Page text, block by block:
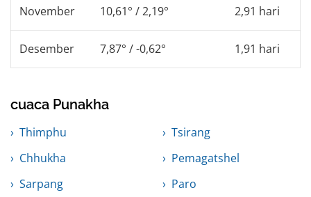
November 10,61° / 2,19° 2,91 hari
Desember 7,87° / -0,62° 1,91 hari
cuaca Punakha
Thimphu
Tsirang
Chhukha
Pemagatshel
Sarpang
Paro